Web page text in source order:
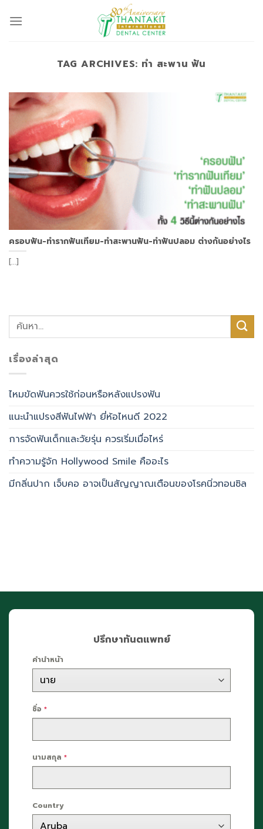
TAG ARCHIVES: ทำ สะพาน ฟัน
ครอบฟัน-ทำรากฟันเทียม-ทำสะพานฟัน-ทำฟันปลอม ต่างกันอย่างไร
[...]
เรื่องล่าสุด
ไหมขัดฟันควรใช้ก่อนหรือหลังแปรงฟัน
แนะนำแปรงสีฟันไฟฟ้า ยี่ห้อไหนดี 2022
การจัดฟันเด็กและวัยรุ่น ควรเริ่มเมื่อไหร่
ทำความรู้จัก Hollywood Smile คืออะไร
มีกลิ่นปาก เจ็บคอ อาจเป็นสัญญาณเตือนของโรคนิ่วทอนซิล
ปรึกษาทันตแพทย์
คำนำหน้า
ชื่อ *
นามสกุล *
Country